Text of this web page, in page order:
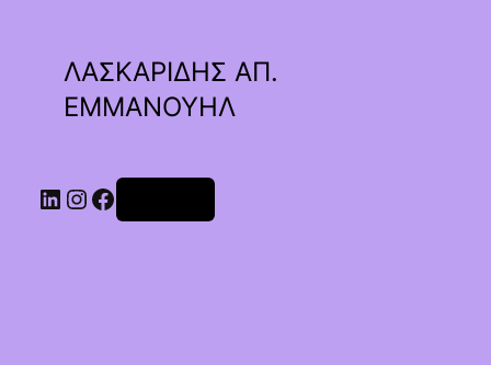
ΛΑΣΚΑΡΙΔΗΣ ΑΠ.
ΕΜΜΑΝΟΥΗΛ
Linkedin
Instagram
Facebook